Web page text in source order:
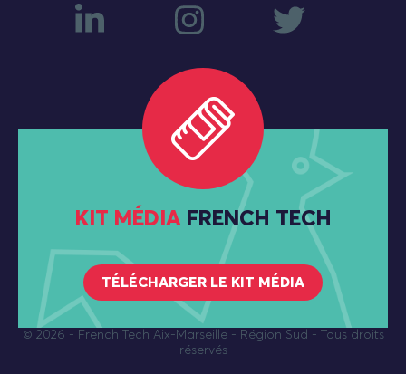
KIT MÉDIA FRENCH TECH
TÉLÉCHARGER LE KIT MÉDIA
© 2026 - French Tech Aix-Marseille - Région Sud - Tous droits
réservés